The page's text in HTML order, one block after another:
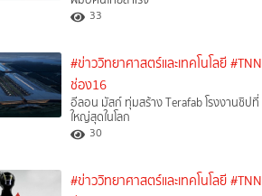
33
#ข่าววิทยาศาสตร์และเทคโนโลยี #TNN
ช่อง16
อีลอน มัสก์ ทุ่มสร้าง Terafab โรงงานชิปที่
ใหญ่สุดในโลก
30
#ข่าววิทยาศาสตร์และเทคโนโลยี #TNN